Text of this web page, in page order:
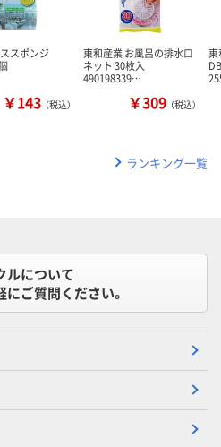
スポンジ
￥143 （税込）
東和産業 お風呂の排水口
ネット 30枚入
490198339…
￥309 （税込）
東
ランキング一覧
ルについて
にご質問ください。